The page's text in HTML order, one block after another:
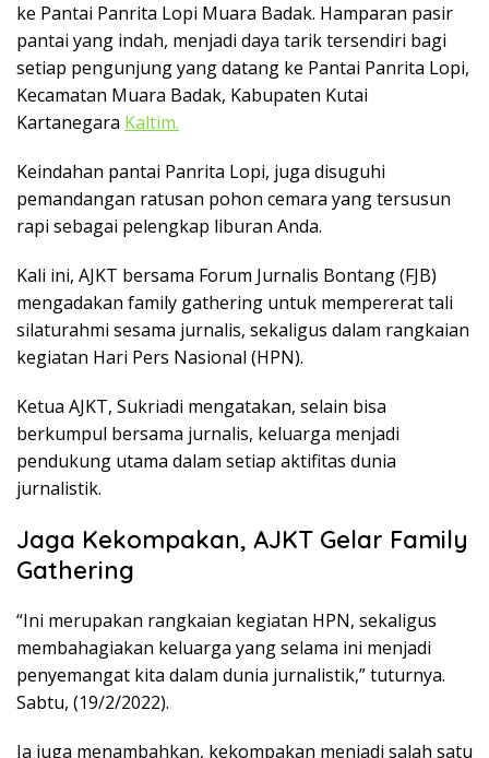
ke Pantai Panrita Lopi Muara Badak. Hamparan pasir
pantai yang indah, menjadi daya tarik tersendiri bagi
setiap pengunjung yang datang ke Pantai Panrita Lopi,
Kecamatan Muara Badak, Kabupaten Kutai
Kartanegara Kaltim.
Keindahan pantai Panrita Lopi, juga disuguhi
pemandangan ratusan pohon cemara yang tersusun
rapi sebagai pelengkap liburan Anda.
Kali ini, AJKT bersama Forum Jurnalis Bontang (FJB)
mengadakan family gathering untuk mempererat tali
silaturahmi sesama jurnalis, sekaligus dalam rangkaian
kegiatan Hari Pers Nasional (HPN).
Ketua AJKT, Sukriadi mengatakan, selain bisa
berkumpul bersama jurnalis, keluarga menjadi
pendukung utama dalam setiap aktifitas dunia
jurnalistik.
Jaga Kekompakan, AJKT Gelar Family
Gathering
“Ini merupakan rangkaian kegiatan HPN, sekaligus
membahagiakan keluarga yang selama ini menjadi
penyemangat kita dalam dunia jurnalistik,” tuturnya.
Sabtu, (19/2/2022).
Ia juga menambahkan, kekompakan menjadi salah satu